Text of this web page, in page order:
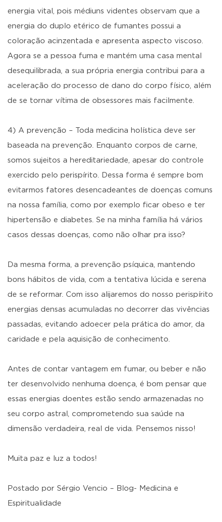
energia vital, pois médiuns videntes observam que a
energia do duplo etérico de fumantes possui a
coloração acinzentada e apresenta aspecto viscoso.
Agora se a pessoa fuma e mantém uma casa mental
desequilibrada, a sua própria energia contribui para a
aceleração do processo de dano do corpo físico, além
de se tornar vítima de obsessores mais facilmente.
4) A prevenção – Toda medicina holística deve ser
baseada na prevenção. Enquanto corpos de carne,
somos sujeitos a hereditariedade, apesar do controle
exercido pelo perispírito. Dessa forma é sempre bom
evitarmos fatores desencadeantes de doenças comuns
na nossa família, como por exemplo ficar obeso e ter
hipertensão e diabetes. Se na minha família há vários
casos dessas doenças, como não olhar pra isso?
Da mesma forma, a prevenção psíquica, mantendo
bons hábitos de vida, com a tentativa lúcida e serena
de se reformar. Com isso alijaremos do nosso perispírito
energias densas acumuladas no decorrer das vivências
passadas, evitando adoecer pela prática do amor, da
caridade e pela aquisição de conhecimento.
Antes de contar vantagem em fumar, ou beber e não
ter desenvolvido nenhuma doença, é bom pensar que
essas energias doentes estão sendo armazenadas no
seu corpo astral, comprometendo sua saúde na
dimensão verdadeira, real de vida. Pensemos nisso!
Muita paz e luz a todos!
Postado por Sérgio Vencio – Blog- Medicina e
Espiritualidade